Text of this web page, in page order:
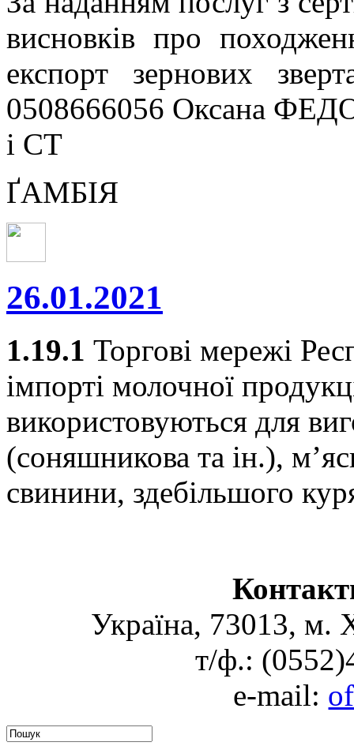
висновків про
експорт зернових
0508666056 Оксана
і СТ
ҐАМБІЯ
26.01.2021
1.19.1 Торгові мережі
імпорті молочної
використовуються для
(соняшникова та ін.),
свинини, здебільшого
Україна, 73013, м.
т/ф.:
e-mail: